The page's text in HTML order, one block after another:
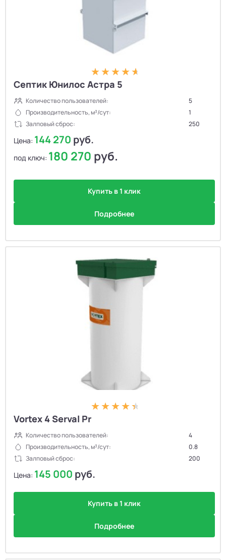
Септик Юнилос Астра 5
Количество пользователей:
5
Производительность, м³/сут:
1
Залповый сброс:
250
Цена: 144 270 руб.
под ключ: 180 270 руб.
Купить в 1 клик
Подробнее
Vortex 4 Serval Pr
Количество пользователей:
4
Производительность, м³/сут:
0.8
Залповый сброс:
200
Цена: 145 000 руб.
Купить в 1 клик
Подробнее